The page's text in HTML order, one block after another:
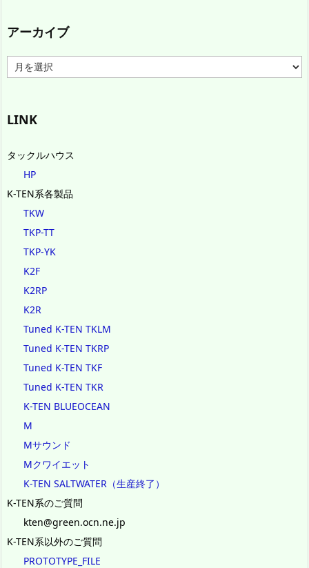
アーカイブ
ー
ブ
LINK
タックルハウス
HP
K-TEN系各製品
TKW
TKP-TT
TKP-YK
K2F
K2RP
K2R
Tuned K-TEN TKLM
Tuned K-TEN TKRP
Tuned K-TEN TKF
Tuned K-TEN TKR
K-TEN BLUEOCEAN
M
Mサウンド
Mクワイエット
K-TEN SALTWATER（生産終了）
K-TEN系のご質問
kten@green.ocn.ne.jp
K-TEN系以外のご質問
PROTOTYPE_FILE